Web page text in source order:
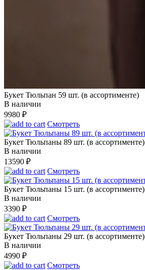
Букет Тюльпан 59 шт. (в ассортименте)
В наличии
9980 ₽
Смотреть
Букет Тюльпаны 89 шт. (в ассортименте)
В наличии
13590 ₽
Смотреть
Букет Тюльпаны 15 шт. (в ассортименте)
В наличии
3390 ₽
Смотреть
Букет Тюльпаны 29 шт. (в ассортименте)
В наличии
4990 ₽
Смотреть